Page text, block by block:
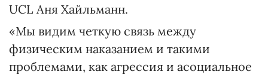
UCL Аня Хайльманн.
«Мы видим четкую связь между
физическим наказанием и такими
проблемами, как агрессия и асоциальное